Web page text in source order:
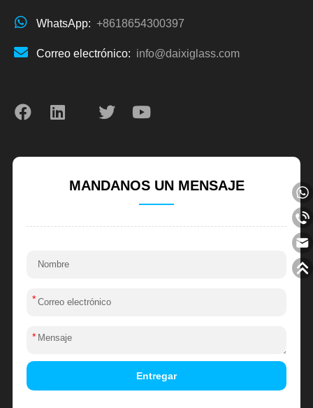
WhatsApp: +8618654300397
Correo electrónico: info@daixiglass.com
MANDANOS UN MENSAJE
*
*
Entregar